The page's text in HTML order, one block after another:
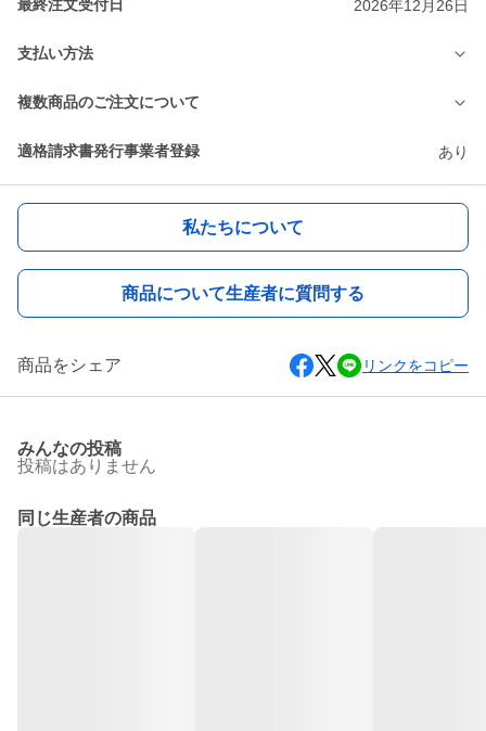
最終注文受付日 2026年12月26日
支払い方法
複数商品のご注文について
適格請求書発行事業者登録 あり
私たちについて
商品について生産者に質問する
商品をシェア リンクをコピー
みんなの投稿
投稿はありません
同じ生産者の商品